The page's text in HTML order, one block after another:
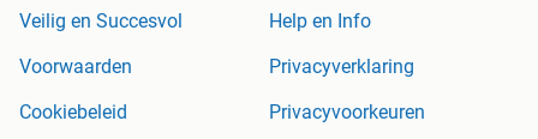
Veilig en Succesvol
Help en Info
Voorwaarden
Privacyverklaring
Cookiebeleid
Privacyvoorkeuren